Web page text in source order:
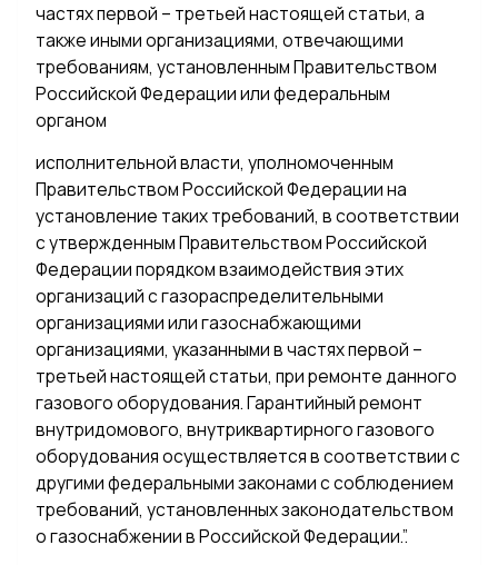
частях первой – третьей настоящей статьи, а
также иными организациями, отвечающими
требованиям, установленным Правительством
Российской Федерации или федеральным
органом
исполнительной власти, уполномоченным
Правительством Российской Федерации на
установление таких требований, в соответствии
с утвержденным Правительством Российской
Федерации порядком взаимодействия этих
организаций с газораспределительными
организациями или газоснабжающими
организациями, указанными в частях первой –
третьей настоящей статьи, при ремонте данного
газового оборудования. Гарантийный ремонт
внутридомового, внутриквартирного газового
оборудования осуществляется в соответствии с
другими федеральными законами с соблюдением
требований, установленных законодательством
о газоснабжении в Российской Федерации.”.